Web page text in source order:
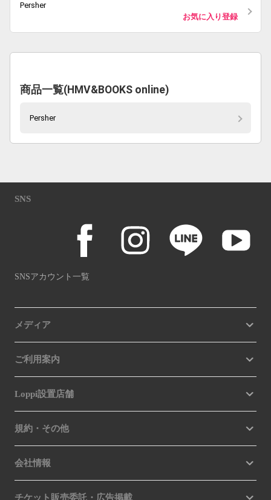
Persher
お気に入り登録
商品一覧(HMV&BOOKS online)
Persher
SNS
SNSアカウント一覧
メディア
ご利用案内
Loppi設置店舗
規約・その他
会社情報
チケット販売委託・広告掲載